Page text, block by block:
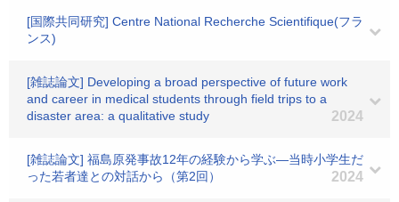
[国際共同研究] Centre National Recherche Scientifique(フラ
ンス)
[雑誌論文] Developing a broad perspective of future work
and career in medical students through field trips to a
disaster area: a qualitative study
2024
[雑誌論文] 福島原発事故12年の経験から学ぶ―当時小学生だ
った若者達との対話から（第2回）
2024